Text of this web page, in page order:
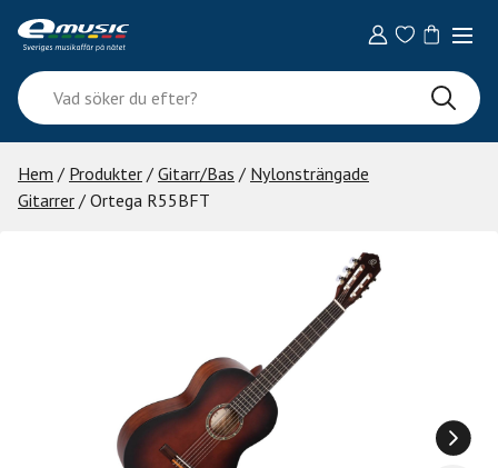
content
Vad
söker
du
efter?
Hem / Produkter / Gitarr/Bas / Nylonsträngade
Gitarrer / Ortega R55BFT